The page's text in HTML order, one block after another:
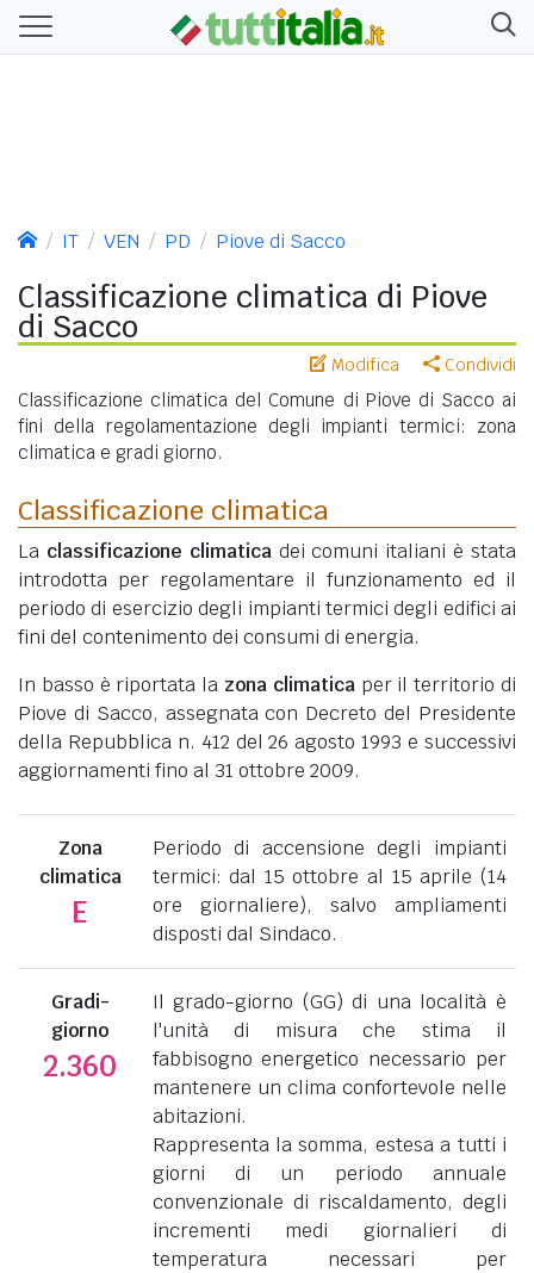
IT VEN PD Piove di Sacco
Classificazione climatica di Piove
di Sacco
Modifica Condividi
Classificazione climatica del Comune di Piove di Sacco ai
fini della regolamentazione degli impianti termici: zona
climatica e gradi giorno.
Classificazione climatica
La classificazione climaticadei comuni italiani è stata
introdotta per regolamentare il funzionamento ed il
periodo di esercizio degli impianti termici degli edifici ai
fini del contenimento dei consumi di energia.
In basso è riportata la zona climaticaper il territorio di
Piove di Sacco, assegnata con Decreto del Presidente
della Repubblica n. 412 del 26 agosto 1993 e successivi
aggiornamenti fino al 31 ottobre 2009.
Zona
climatica
E
Periodo di accensione degli impianti
termici: dal 15 ottobre al 15 aprile (14
ore giornaliere), salvo ampliamenti
disposti dal Sindaco.
Gradi-
giorno
2.360
Il grado-giorno (GG) di una località è
l'unità di misura che stima il
fabbisogno energetico necessario per
mantenere un clima confortevole nelle
abitazioni.
Rappresenta la somma, estesa a tutti i
giorni di un periodo annuale
convenzionale di riscaldamento, degli
incrementi medi giornalieri di
temperatura necessari per